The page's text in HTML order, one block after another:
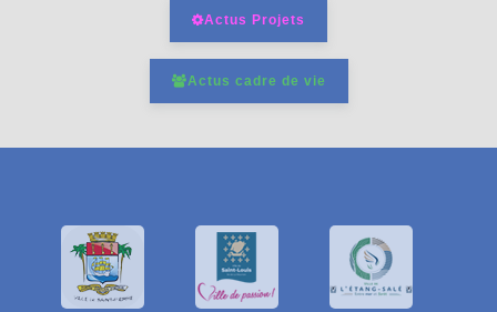
Actus Projets
Actus cadre de vie